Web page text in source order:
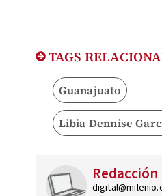
TAGS
Guanajuato
Libia Dennise
Redacción